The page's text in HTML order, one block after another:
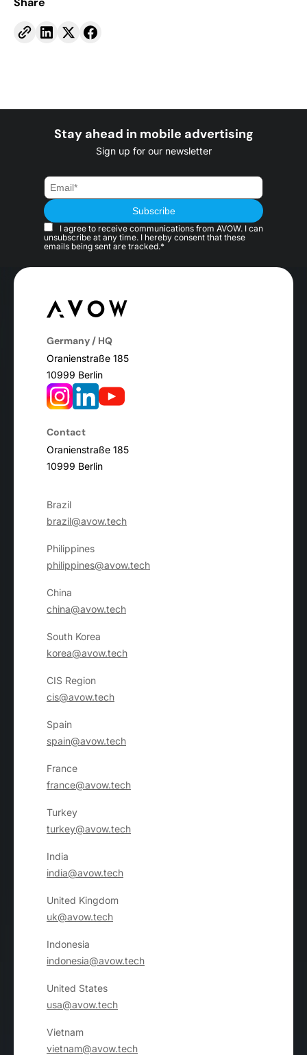
Stay ahead in mobile advertising
Sign up for our newsletter
I agree to receive communications from AVOW. I can
unsubscribe at any time. I hereby consent that these
emails being sent are tracked.*
Germany / HQ
Oranienstraße 185
10999 Berlin
Contact
Oranienstraße 185
10999 Berlin
Brazil
brazil@avow.tech
Philippines
philippines@avow.tech
China
china@avow.tech
South Korea
korea@avow.tech
CIS Region
cis@avow.tech
Spain
spain@avow.tech
France
france@avow.tech
Turkey
turkey@avow.tech
India
india@avow.tech
United Kingdom
uk@avow.tech
Indonesia
indonesia@avow.tech
United States
usa@avow.tech
Vietnam
vietnam@avow.tech